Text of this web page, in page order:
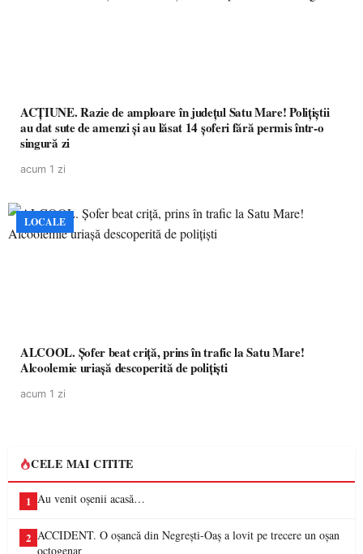
ACȚIUNE. Razie de amploare în județul Satu Mare! Polițiștii
au dat sute de amenzi și au lăsat 14 șoferi fără permis într-o
singură zi
acum 1 zi
LOCALE
ALCOOL. Șofer beat criță, prins în trafic la Satu Mare!
Alcoolemie uriașă descoperită de polițiști
acum 1 zi
CELE MAI CITITE
1 Au venit oșenii acasă…
2 ACCIDENT. O oșancă din Negrești-Oaș a lovit pe trecere un oșan
octogenar